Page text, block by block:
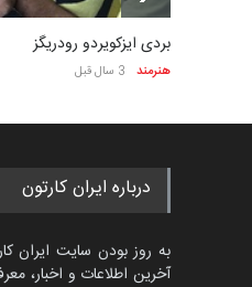
بردی ایزکویردو رودریگز
هنرمند 3 سال قبل
درباره ایران کارتون
به روز بودن سایت ایران
آخرین اطلاعات و اخبار،